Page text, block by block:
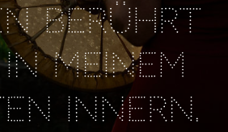
berührt
meinem
Innern.